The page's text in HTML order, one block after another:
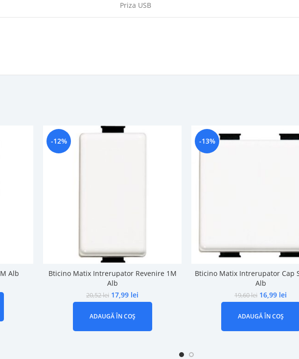
Priza USB
Alb
-12%
Bticino Matix Intrerupator Revenire 1M
Alb
20,52lei 17,99 lei
ADAUGĂ ÎN COȘ
-13%
Bticino Matix Intrerupator Cap
Alb
19,60lei 16,99 lei
ADAUGĂ ÎN COȘ